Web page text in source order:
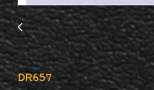
DR657